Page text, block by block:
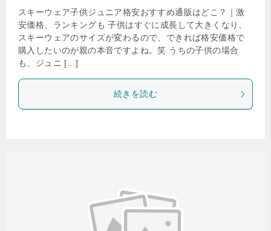
スキーウェア子供ジュニア格安おすすめ通販はどこ？｜激
安価格、ランキングも 子供はすぐに成長して大きくなり、
スキーウェアのサイズが変わるので、できれば格安価格で
購入したいのが親の本音ですよね。笑 うちの子供の場合
も、ジュニ […]
続きを読む